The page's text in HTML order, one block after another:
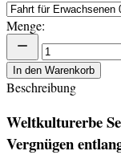
Menge:
In den Warenkorb
Beschreibung
Weltkulturerbe
Vergnügen